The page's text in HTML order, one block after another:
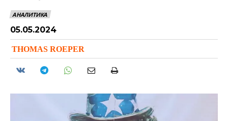
АНАЛИТИКА
05.05.2024
THOMAS ROEPER